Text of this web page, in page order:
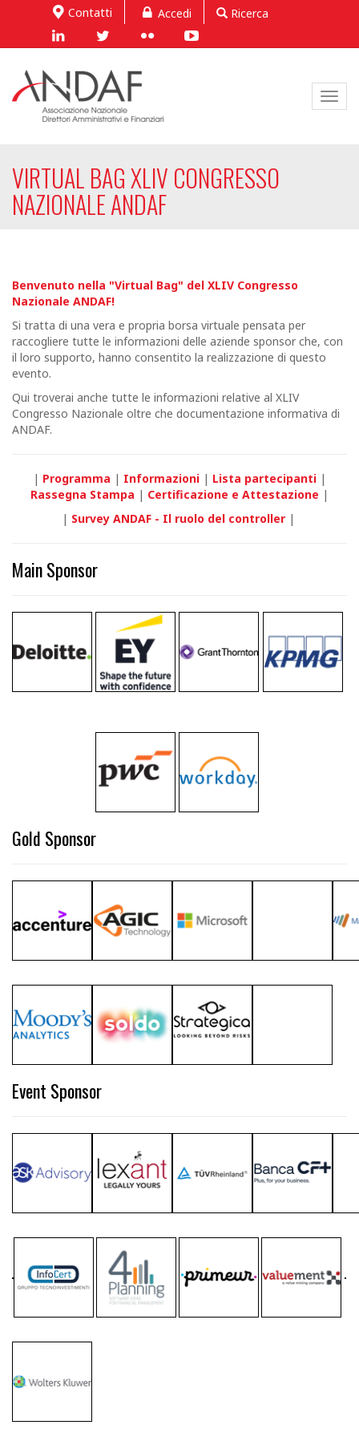
Contatti Accedi Ricerca
VIRTUAL BAG XLIV CONGRESSO
NAZIONALE ANDAF
Benvenuto nella "Virtual Bag" del XLIV Congresso
Nazionale ANDAF!
Si tratta di una vera e propria borsa virtuale pensata per
raccogliere tutte le informazioni delle aziende sponsor che, con
il loro supporto, hanno consentito la realizzazione di questo
evento.
Qui troverai anche tutte le informazioni relative al XLIV
Congresso Nazionale oltre che documentazione informativa di
ANDAF.
| Programma | Informazioni | Lista partecipanti |
Rassegna Stampa | Certificazione e Attestazione |
| Survey ANDAF - Il ruolo del controller|
Main Sponsor
Gold Sponsor
Event Sponsor